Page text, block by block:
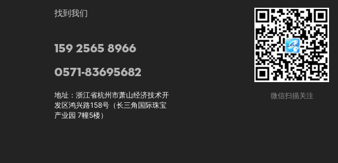
找到我们
159 2565 8966
0571-83695682
地址：浙江省杭州市萧山经济技术开
发区鸿兴路158号（长三角国际珠宝
产业园 7幢5楼）
微信扫描关注